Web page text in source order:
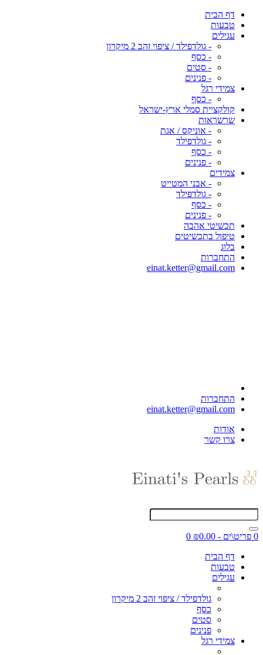
דף הבית
טבעות
עגילים
- גולדפילד / ציפוי זהב 2 מיקרון
- כסף
- סטים
- פנינים
צמידי רגל
- כסף
קולקציית סמלי ארץ-ישראל
שרשראות
- אוניקס / אגת
- גולדפילד
- כסף
- פנינים
צמידים
- אבני המטייט
- גולדפילד
- כסף
- פנינים
תכשיטי אהבה
טיפול בתכשיטים
בלוג
התחברות
einat.ketter@gmail.com
התחברות
einat.ketter@gmail.com
אודות
צרו קשר
0 פריט\ים - ₪0.00
0
דף הבית
טבעות
עגילים
גולדפילד / ציפוי זהב 2 מיקרון
כסף
סטים
פנינים
צמידי רגל